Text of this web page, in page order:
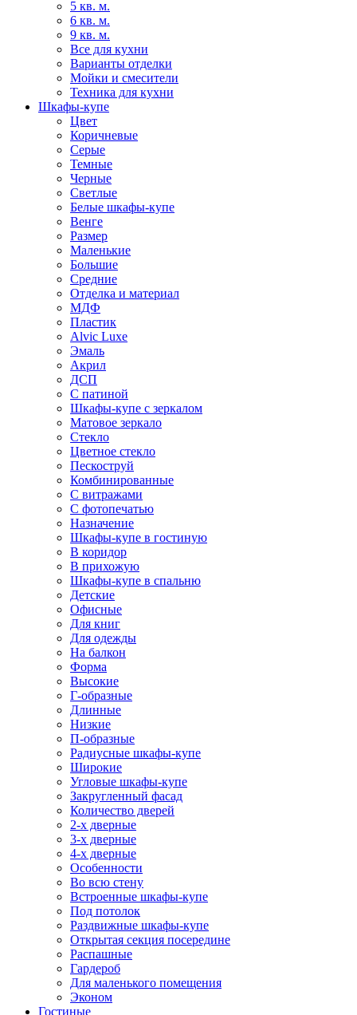
5 кв. м.
6 кв. м.
9 кв. м.
Все для кухни
Варианты отделки
Мойки и смесители
Техника для кухни
Шкафы-купе
Цвет
Коричневые
Серые
Темные
Черные
Светлые
Белые шкафы-купе
Венге
Размер
Маленькие
Большие
Средние
Отделка и материал
МДФ
Пластик
Alvic Luxe
Эмаль
Акрил
ДСП
С патиной
Шкафы-купе с зеркалом
Матовое зеркало
Стекло
Цветное стекло
Пескоструй
Комбинированные
С витражами
С фотопечатью
Назначение
Шкафы-купе в гостиную
В коридор
В прихожую
Шкафы-купе в спальню
Детские
Офисные
Для книг
Для одежды
На балкон
Форма
Высокие
Г-образные
Длинные
Низкие
П-образные
Радиусные шкафы-купе
Широкие
Угловые шкафы-купе
Закругленный фасад
Количество дверей
2-х дверные
3-х дверные
4-х дверные
Особенности
Во всю стену
Встроенные шкафы-купе
Под потолок
Раздвижные шкафы-купе
Открытая секция посередине
Распашные
Гардероб
Для маленького помещения
Эконом
Гостиные